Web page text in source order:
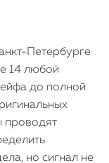
Петербурге
14 любой
до полной
проводят
но сигнал не